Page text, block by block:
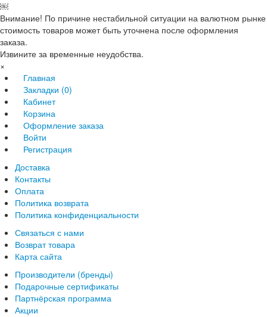
￼
Внимание! По причине нестабильной ситуации на валютном рынке
стоимость товаров может быть уточнена после оформления
заказа.
Извините за временные неудобства.
×
Главная
Закладки (0)
Кабинет
Корзина
Оформление заказа
Войти
Регистрация
Доставка
Контакты
Оплата
Политика возврата
Политика конфиденциальности
Связаться с нами
Возврат товара
Карта сайта
Производители (бренды)
Подарочные сертификаты
Партнёрская программа
Акции